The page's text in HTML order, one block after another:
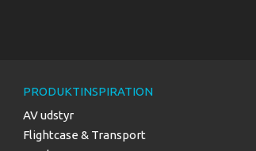
PRODUKTINSPIRATION
AV udstyr
Flightcase & Transport